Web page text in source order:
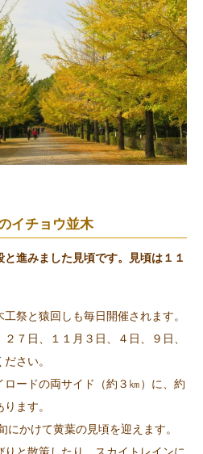
イチョウ並木
進みました見頃です。見頃は１１
祭と猿回しも毎日開催されます。
７日、１１月３日、４日、９日、
さい。
ードの両サイド（約３㎞）に、約
ます。
かけて黄葉の見頃を迎えます。